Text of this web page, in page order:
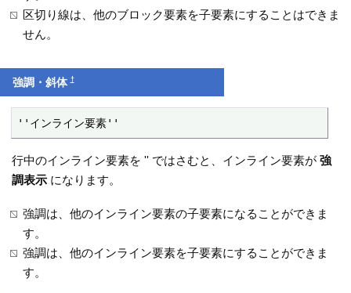
区切り線は、他のブロック要素を子要素にすることはできま
せん。
強調・斜体†
''インライン要素''
行中のインライン要素を '' ではさむと、インライン要素が強
調表示 になります。
強調は、他のインライン要素の子要素になることができま
す。
強調は、他のインライン要素を子要素にすることができま
す。